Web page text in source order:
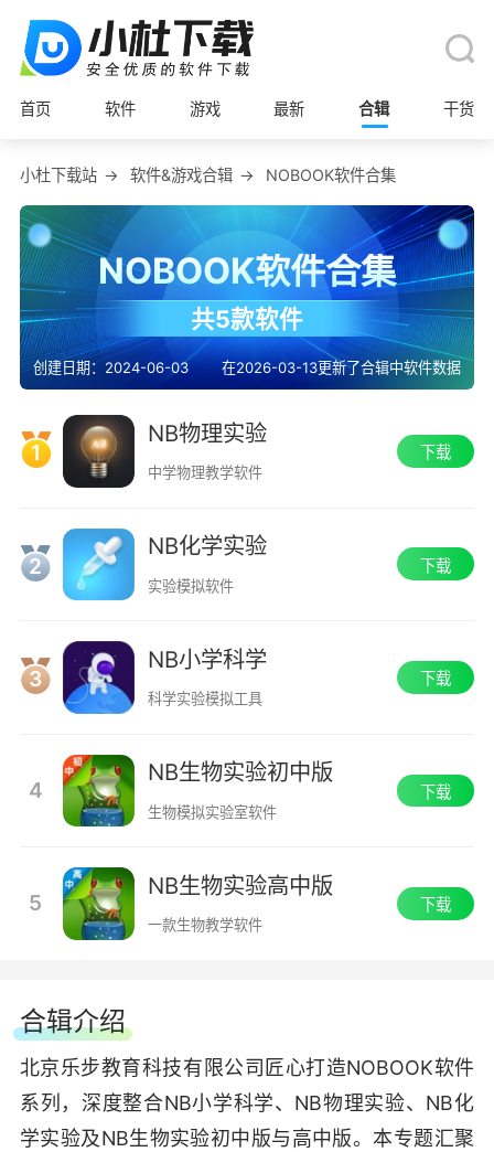
首页 软件 游戏 最新 合辑 干货
小杜下载站 → 软件&游戏合辑 → NOBOOK软件合集
NOBOOK软件合集
共5款软件
创建日期：2024-06-03 在2026-03-13更新了合辑中软件数据
1
NB物理实验
中学物理教学软件
下载
2
NB化学实验
实验模拟软件
下载
3
NB小学科学
科学实验模拟工具
下载
4
NB生物实验初中版
生物模拟实验室软件
下载
5
NB生物实验高中版
一款生物教学软件
下载
合辑介绍
北京乐步教育科技有限公司匠心打造NOBOOK软件
系列，深度整合NB小学科学、NB物理实验、NB化
学实验及NB生物实验初中版与高中版。本专题汇聚